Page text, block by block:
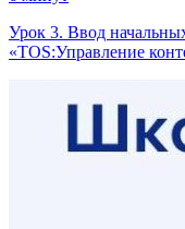
Урок 3. Ввод
«TOS:Управление